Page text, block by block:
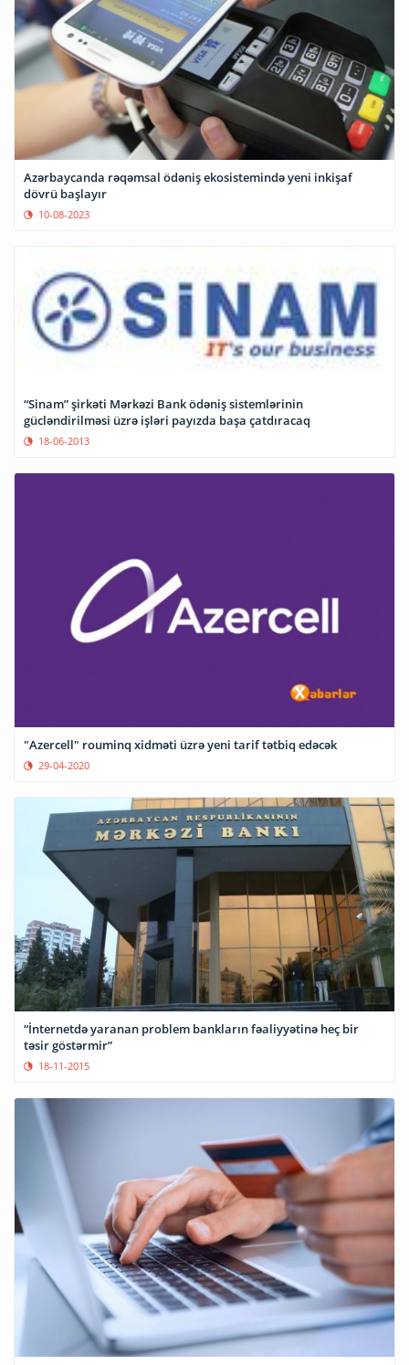
Azərbaycanda rəqəmsal ödəniş ekosistemində yeni inkişaf
dövrü başlayır
10-08-2023
“Sinam” şirkəti Mərkəzi Bank ödəniş sistemlərinin
gücləndirilməsi üzrə işləri payızda başa çatdıracaq
18-06-2013
"Azercell" rouminq xidməti üzrə yeni tarif tətbiq edəcək
29-04-2020
“İnternetdə yaranan problem bankların fəaliyyətinə heç bir
təsir göstərmir”
18-11-2015